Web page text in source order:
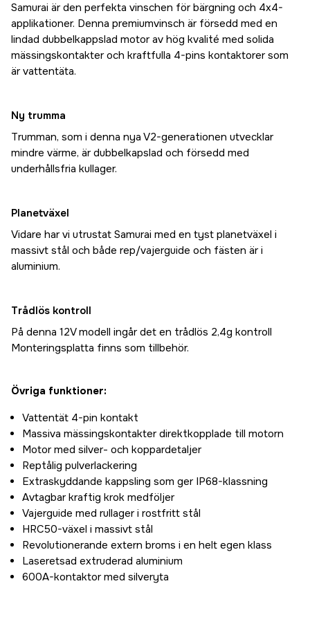
Samurai är den perfekta vinschen för bärgning och 4x4-
applikationer. Denna premiumvinsch är försedd med en
lindad dubbelkappslad motor av hög kvalité med solida
mässingskontakter och kraftfulla 4-pins kontaktorer som
är vattentäta.
Ny trumma
Trumman, som i denna nya V2-generationen utvecklar
mindre värme, är dubbelkapslad och försedd med
underhållsfria kullager.
Planetväxel
Vidare har vi utrustat Samurai med en tyst planetväxel i
massivt stål och både rep/vajerguide och fästen är i
aluminium.
Trådlös kontroll
På denna 12V modell ingår det en trådlös 2,4g kontroll
Monteringsplatta finns som tillbehör.
Övriga funktioner:
Vattentät 4-pin kontakt
Massiva mässingskontakter direktkopplade till motorn
Motor med silver- och koppardetaljer
Reptålig pulverlackering
Extraskyddande kappsling som ger IP68-klassning
Avtagbar kraftig krok medföljer
Vajerguide med rullager i rostfritt stål
HRC50-växel i massivt stål
Revolutionerande extern broms i en helt egen klass
Laseretsad extruderad aluminium
600A-kontaktor med silveryta